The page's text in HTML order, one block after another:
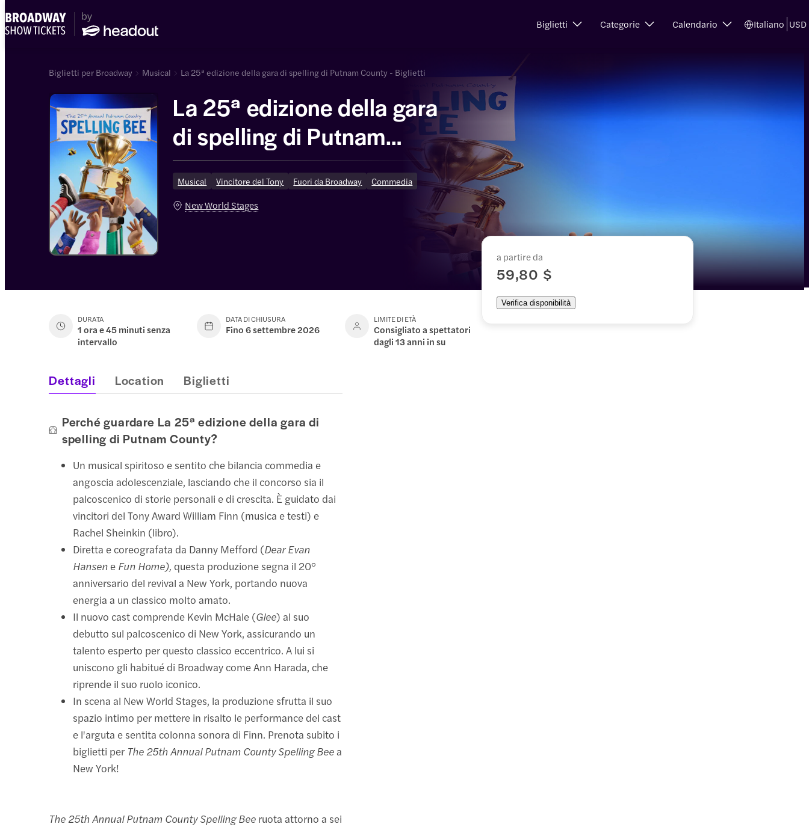
Biglietti Categorie Calendario Italiano USD
Biglietti per Broadway Musical La 25ª edizione della gara di spelling di Putnam County - Biglietti
La 25ª edizione della gara
di spelling di Putnam
County
Musical Vincitore del Tony Fuori da Broadway Commedia
New World Stages
DURATA
1 ora e 45 minuti senza
intervallo
DATA DI CHIUSURA
Fino 6 settembre 2026
LIMITE DI ETÀ
Consigliato a spettatori
dagli 13 anni in su
a partire da
59,80 $
Verifica disponibilità
Dettagli Location Biglietti
Perché guardare La 25ª edizione della gara di
spelling di Putnam County?
Un musical spiritoso e sentito che bilancia commedia e
angoscia adolescenziale, lasciando che il concorso sia il
palcoscenico di storie personali e di crescita. È guidato dai
vincitori del Tony Award William Finn (musica e testi) e
Rachel Sheinkin (libro).
Diretta e coreografata da Danny Mefford (Dear Evan
Hansen e Fun Home), questa produzione segna il 20°
anniversario del revival a New York, portando nuova
energia a un classico molto amato.
Il nuovo cast comprende Kevin McHale (Glee) al suo
debutto sul palcoscenico di New York, assicurando un
talento esperto per questo classico eccentrico. A lui si
uniscono gli habitué di Broadway come Ann Harada, che
riprende il suo ruolo iconico.
In scena al New World Stages, la produzione sfrutta il suo
spazio intimo per mettere in risalto le performance del cast
e l'arguta e sentita colonna sonora di Finn. Prenota subito i
biglietti per The 25th Annual Putnam County Spelling Beea
New York!
The 25th Annual Putnam County Spelling Bee ruota attorno a sei